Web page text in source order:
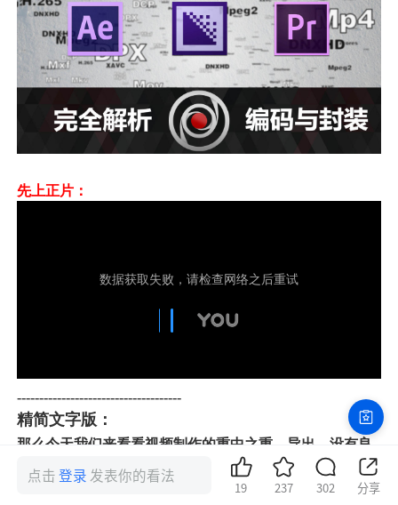
先上正片：
-------------------------------------
精简文字版：
那么今天我们来看看视频制作的重中之重，导出，没有良
好的导出，无论多好的前期拍摄，亦或是渲染均会化为乌
有，有许多朋友常常遇到导出后视频文件巨大，同时没有
点击登录 发表你的看法
19 237 302 分享